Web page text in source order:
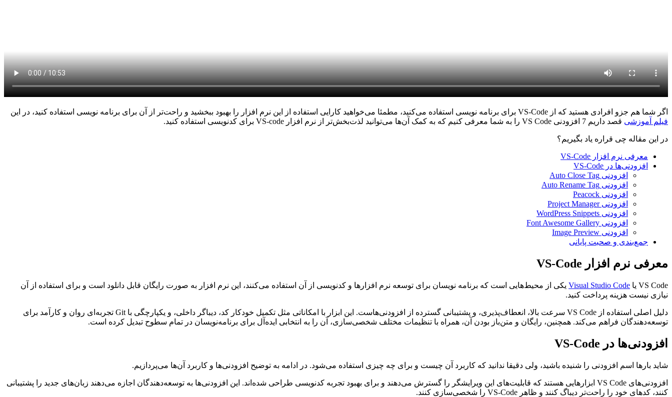
اگر شما هم جزو افرادی هستید که از VS-Code برای برنامه نویسی استفاده می‌کنید، مطمئا می‌خواهید کارایی استفاده از این نرم افزار را بهبود ببخشید و راحت‌تر از آن برای برنامه نویسی استفاده کنید، در این
فیلم آموزشی قصد داریم 7 افزودنی VS Code را به شما معرفی کنیم که به کمک آن‌ها می‌توانید لذت‌بخش‌تر از نرم افزار VS-code برای کدنویسی استفاده کنید.
در این مقاله چی قراره یاد بگیریم؟
معرفی نرم افزار VS-Code
افزودنی‌ها در VS-Code
افزودنی Auto Close Tag
افزودنی Auto Rename Tag
افزودنی Peacock
افزودنی Project Manager
افزودنی WordPress Snippets
افزودنی Font Awesome Gallery
افزودنی Image Preview
جمع‌بندی و صحبت پایانی
معرفی نرم افزار VS-Code
VS Code یا Visual Studio Code یکی از محیط‌هایی است که برنامه نویسان برای توسعه نرم افزارها و کدنویسی از آن استفاده می‌کنند، این نرم افزار به صورت رایگان قابل دانلود است و برای استفاده از آن
نیازی نیست هزینه پرداخت کنید.
دلیل اصلی استفاده از VS Code سرعت بالا، انعطاف‌پذیری، و پشتیبانی گسترده از افزودنی‌هاست. این ابزار با امکاناتی مثل تکمیل خودکار کد، دیباگر داخلی، و یکپارچگی با Git تجربه‌ای روان و کارآمد برای
توسعه‌دهندگان فراهم می‌کند. همچنین، رایگان و متن‌باز بودن آن، همراه با تنظیمات مختلف شخصی‌سازی، آن را به انتخابی ایده‌آل برای برنامه‌نویسان در تمام سطوح تبدیل کرده است.
افزودنی‌ها در VS-Code
شاید بارها اسم افزودنی را شنیده باشید، ولی دقیقا ندانید که کاربرد آن چیست و برای چه چیزی استفاده می‌شود. در ادامه به توضیح افزودنی‌ها و کاربرد آن‌ها می‌پردازیم.
افزودنی‌های VS Code ابزارهایی هستند که قابلیت‌های این ویرایشگر را گسترش می‌دهند و برای بهبود تجربه کدنویسی طراحی شده‌اند. این افزودنی‌ها به توسعه‌دهندگان اجازه می‌دهند زبان‌های جدید را پشتیبانی
کنند، کدهای خود را راحت‌تر دیباگ کنند و ظاهر VS-Code را شخصی‌سازی کنند.